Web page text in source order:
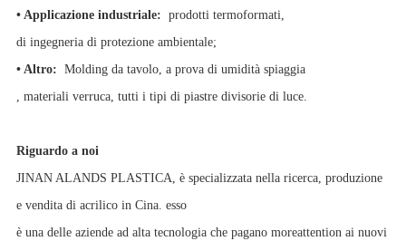
• Applicazione industriale: prodotti termoformati,
di ingegneria di protezione ambientale;
• Altro: Molding da tavolo, a prova di umidità spiaggia
, materiali verruca, tutti i tipi di piastre divisorie di luce.
Riguardo a noi
JINAN ALANDS PLASTICA, è specializzata nella ricerca, produzione
e vendita di acrilico in Cina. esso
è una delle aziende ad alta tecnologia che pagano moreattention ai nuovi